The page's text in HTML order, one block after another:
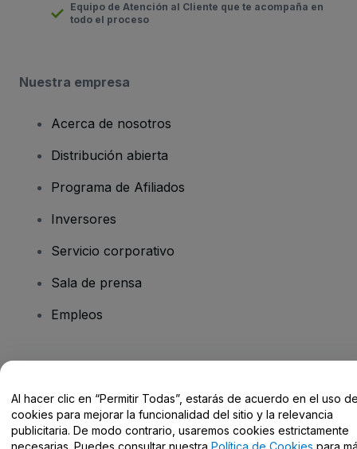
Equipo de Atención al Cliente que te acompaña en
todo el proceso
Nuestra empresa
Acerca de nosotros
Distribución abierta
Programa de Afiliados
Inversores
Servicio corporativo
Sala de prensa
Empleos
Centro de Ayuda / Contacto
Al hacer clic en “Permitir Todas”, estarás de acuerdo en el uso
cookies para mejorar la funcionalidad del sitio y la relevancia
publicitaria. De modo contrario, usaremos cookies estrictamente
necesarias. Puedes consultar nuestra Política de Cookies para